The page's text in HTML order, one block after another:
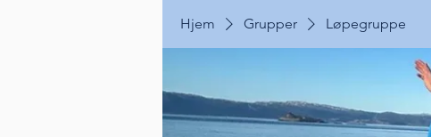
Hjem Grupper Løpegruppe